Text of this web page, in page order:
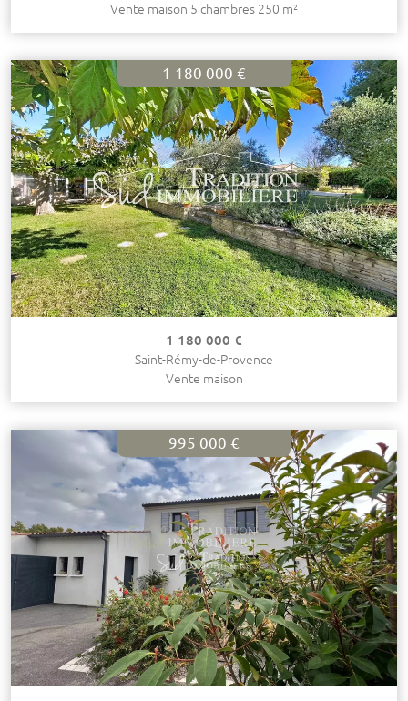
Vente maison 5 chambres 250 m²
1 180 000 €
1 180 000 €
Saint-Rémy-de-Provence
Vente maison
995 000 €